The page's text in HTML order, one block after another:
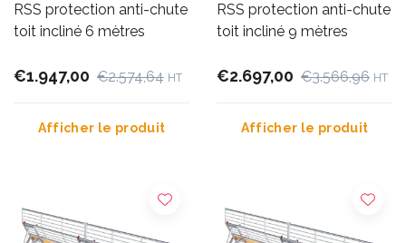
RSS protection anti-chute
toit incliné 6 mètres
€1.947,00 €2.574,64 HT
Afficher le produit
RSS protection anti-chute
toit incliné 9 mètres
€2.697,00 €3.566,96 HT
Afficher le produit